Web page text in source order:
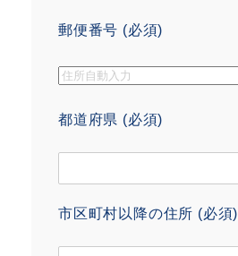
郵便番号 (必須)
都道府県 (必須)
市区町村以降の住所 (必須)